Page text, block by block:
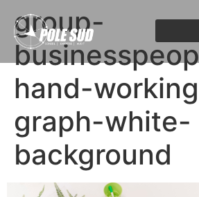
group-
hand-
graph-white-
background